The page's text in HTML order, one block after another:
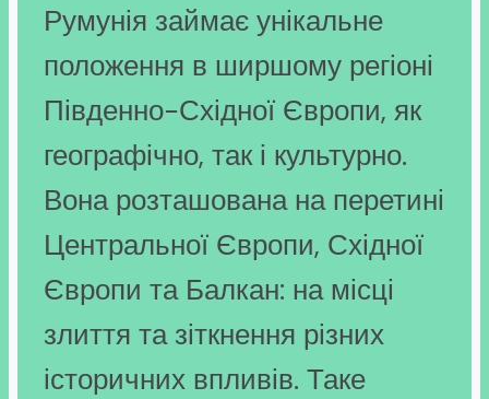
Румунія займає унікальне
положення в ширшому регіоні
Південно-Східної Європи, як
географічно, так і культурно.
Вона розташована на перетині
Центральної Європи, Східної
Європи та Балкан: на місці
злиття та зіткнення різних
історичних впливів. Таке